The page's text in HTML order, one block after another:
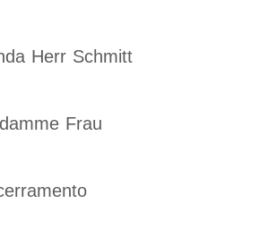
Herr Schmitt
Frau